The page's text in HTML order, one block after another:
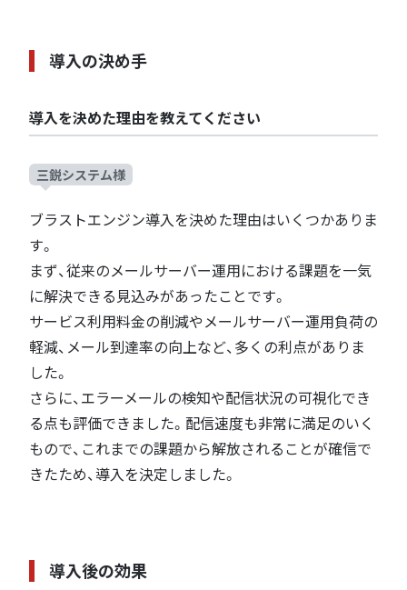
導入の決め手
導入を決めた理由を教えてください
三鋭システム様
ブラストエンジン導入を決めた理由はいくつかありま
す。
まず、従来のメールサーバー運用における課題を一気
に解決できる見込みがあったことです。
サービス利用料金の削減やメールサーバー運用負荷の
軽減、メール到達率の向上など、多くの利点がありま
した。
さらに、エラーメールの検知や配信状況の可視化でき
る点も評価できました。配信速度も非常に満足のいく
もので、これまでの課題から解放されることが確信で
きたため、導入を決定しました。
導入後の効果